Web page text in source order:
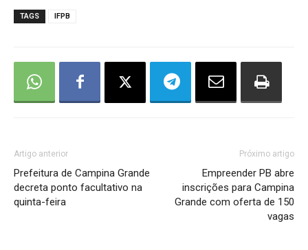
TAGS IFPB
Artigo anterior
Prefeitura de Campina Grande
decreta ponto facultativo na
quinta-feira
Próximo artigo
Empreender PB abre
inscrições para Campina
Grande com oferta de 150
vagas